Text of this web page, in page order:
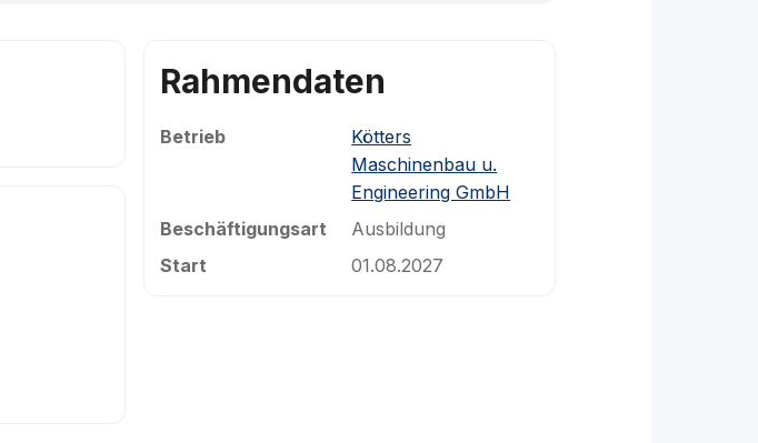
Rahmendaten
Betrieb
Kötters
Maschinenbau u.
Engineering GmbH
Beschäftigungsart
Ausbildung
Start
01.08.2027